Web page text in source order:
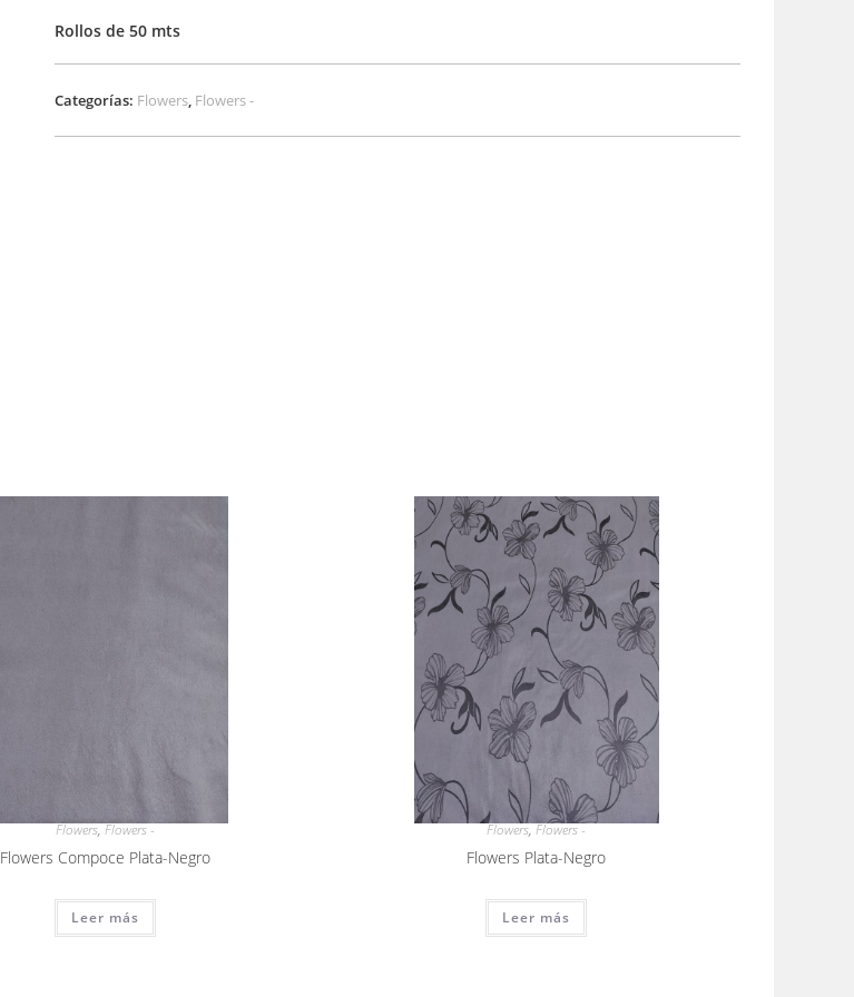
Rollos de 50 mts
Categorías: Flowers, Flowers -
Flowers,Flowers -
Flowers Compoce Plata-Negro
Leer más
Flowers,Flowers -
Flowers Plata-Negro
Leer más